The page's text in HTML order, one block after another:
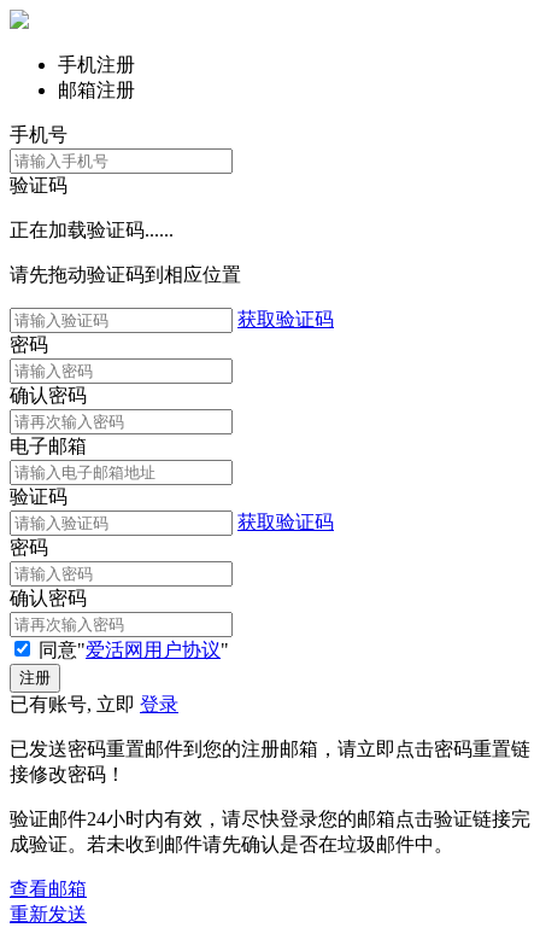
手机注册
邮箱注册
手机号
验证码
正在加载验证码......
请先拖动验证码到相应位置
获取验证码
密码
确认密码
电子邮箱
验证码
获取验证码
密码
确认密码
同意"爱活网用户协议"
已有账号, 立即 登录
已发送密码重置邮件到您的注册邮箱，请立即点击密码重置链
接修改密码！
验证邮件24小时内有效，请尽快登录您的邮箱点击验证链接完
成验证。若未收到邮件请先确认是否在垃圾邮件中。
查看邮箱
重新发送